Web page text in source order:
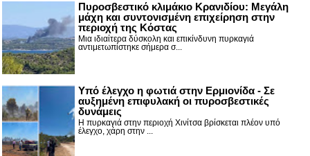
Πυροσβεστικό κλιμάκιο Κρανιδίου: Μεγάλη
μάχη και συντονισμένη επιχείρηση στην
περιοχή της Κόστας
Μια ιδιαίτερα δύσκολη και επικίνδυνη πυρκαγιά
αντιμετωπίστηκε σήμερα σ...
Υπό έλεγχο η φωτιά στην Ερμιονίδα - Σε
αυξημένη επιφυλακή οι πυροσβεστικές
δυνάμεις
Η πυρκαγιά στην περιοχή Χινίτσα βρίσκεται πλέον υπό
έλεγχο, χάρη στην ...